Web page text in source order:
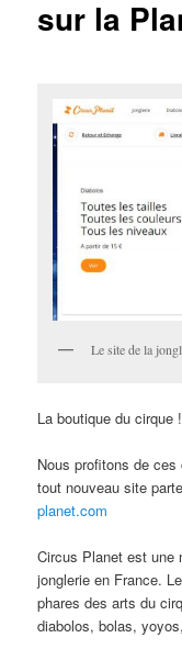
sur la
Le site de la
La boutique du cirque !
Nous profitons de ces
tout nouveau site
planet.com
Circus Planet est une
jonglerie en France.
phares des arts du
diabolos, bolas,